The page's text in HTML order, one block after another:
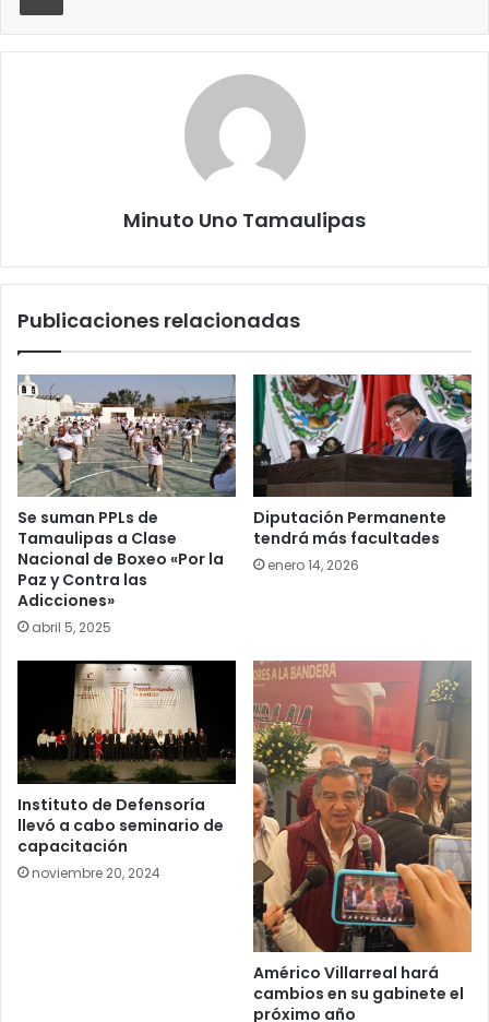
Minuto Uno Tamaulipas
Publicaciones relacionadas
Se suman PPLs de
Tamaulipas a Clase
Nacional de Boxeo «Por la
Paz y Contra las
Adicciones»
abril 5, 2025
Diputación Permanente
tendrá más facultades
enero 14, 2026
Instituto de Defensoría
llevó a cabo seminario de
capacitación
noviembre 20, 2024
Américo Villarreal hará
cambios en su gabinete el
próximo año